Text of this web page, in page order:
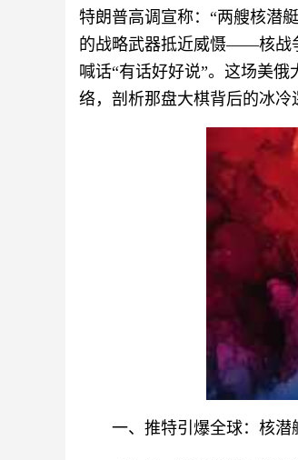
特朗普高调宣称：“两艘核潜
的战略武器抵近威慑——核战
喊话“有话好好说”。这场美
络，剖析那盘大棋背后的冰冷
一、推特引爆全球：核潜